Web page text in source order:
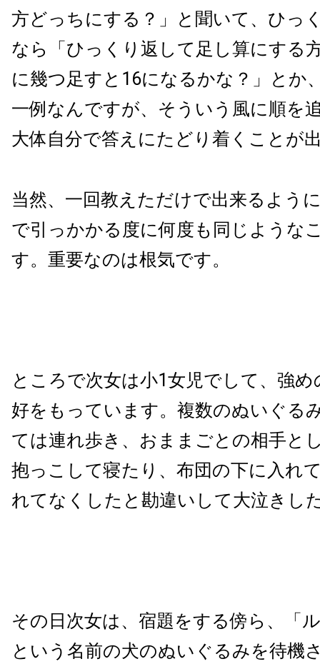
方どっちにする？」と聞いて、ひっ
なら「ひっくり返して足し算にする
に幾つ足すと16になるかな？」とか
一例なんですが、そういう風に順を
大体自分で答えにたどり着くことが
当然、一回教えただけで出来るよう
で引っかかる度に何度も同じような
す。重要なのは根気です。
ところで次女は小1女児でして、強
好をもっています。複数のぬいぐる
ては連れ歩き、おままごとの相手と
抱っこして寝たり、布団の下に入れ
れてなくしたと勘違いして大泣きし
その日次女は、宿題をする傍ら、「
という名前の犬のぬいぐるみを待機